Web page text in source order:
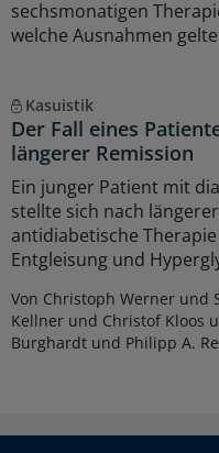
sechsmonatigen
welche Ausnahmen
Kasuistik
Der Fall eines
längerer Remission
Ein junger Patient mit
stellte sich nach
antidiabetische
Entgleisung und
Von Christoph Werner und
Kellner und Christof Kloos
Burghardt und Philipp A.